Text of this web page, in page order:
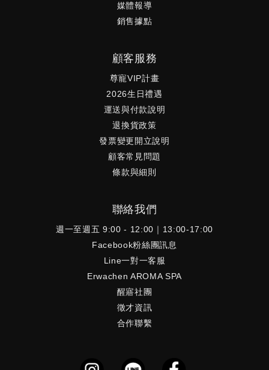
媒體報導
銷售據點
顧客服務
尊寵VIP計畫
2026生日禮遇
運送與付款說明
退換貨政策
發票變更開立說明
顧客常見問題
條款與細則
聯絡我們
週一至週五 9:00 - 12:00｜13:00-17:00
Facebook粉絲團訊息
Line一對一客服
Erwachen AROMA SPA
醒寤社團
徵才資訊
合作聯繫